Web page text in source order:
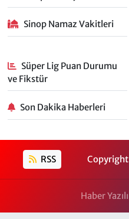
Sinop Namaz Vakitleri
Süper Lig Puan Durumu
ve Fikstür
Son Dakika Haberleri
RSS Copyright
Haber